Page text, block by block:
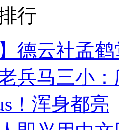
行
】德云社孟
兵马三小
！浑身都亮